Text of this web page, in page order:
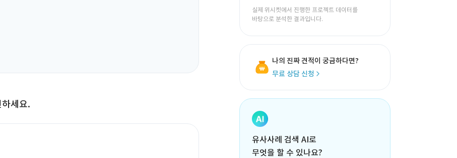
세요.
실제 위시켓에서 진행한 프로젝트 데이터를
바탕으로 분석한 결과입니다.
나의 진짜 견적이 궁금하다면?
무료 상담 신청
유사사례 검색 AI로
무엇을 할 수 있나요?